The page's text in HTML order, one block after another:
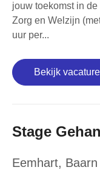
jouw toekomst in
Zorg en Welzijn
uur per...
Bekijk vacature
Stage
Eemhart, Baarn